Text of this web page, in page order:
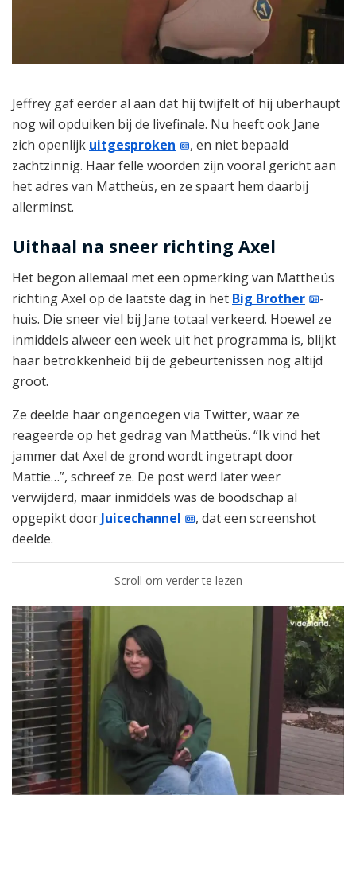
Jeffrey gaf eerder al aan dat hij twijfelt of hij überhaupt
nog wil opduiken bij de livefinale. Nu heeft ook Jane
zich openlijk uitgesproken
, en niet bepaald
zachtzinnig. Haar felle woorden zijn vooral gericht aan
het adres van Mattheüs, en ze spaart hem daarbij
allerminst.
Uithaal na sneer richting Axel
Het begon allemaal met een opmerking van Mattheüs
richting Axel op de laatste dag in het Big Brother
-
huis. Die sneer viel bij Jane totaal verkeerd. Hoewel ze
inmiddels alweer een week uit het programma is, blijkt
haar betrokkenheid bij de gebeurtenissen nog altijd
groot.
Ze deelde haar ongenoegen via Twitter, waar ze
reageerde op het gedrag van Mattheüs. “Ik vind het
jammer dat Axel de grond wordt ingetrapt door
Mattie…”, schreef ze. De post werd later weer
verwijderd, maar inmiddels was de boodschap al
opgepikt door Juicechannel
, dat een screenshot
deelde.
Scroll om verder te lezen